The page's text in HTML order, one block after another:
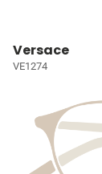
Versace
VE1274